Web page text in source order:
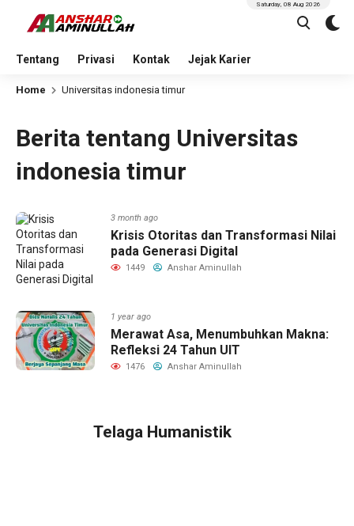
Tentang Privasi Kontak Jejak Karier
Saturday, 08 Aug 2026
Home Universitas indonesia timur
Berita tentang Universitas
indonesia timur
3 month ago
Krisis Otoritas dan Transformasi Nilai
pada Generasi Digital
1449 Anshar Aminullah
1 year ago
Merawat Asa, Menumbuhkan Makna:
Refleksi 24 Tahun UIT
1476 Anshar Aminullah
Telaga Humanistik